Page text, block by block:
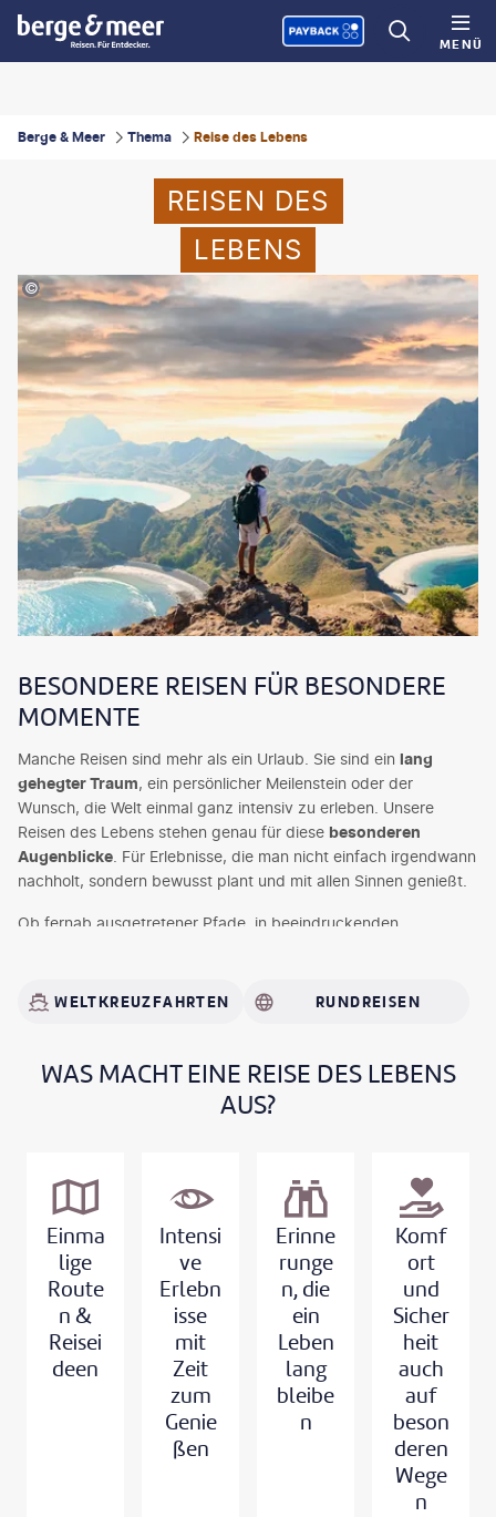
MENÜ
Berge & Meer Thema Reise des Lebens
REISEN DES
LEBENS
Ikbal-gty
BESONDERE REISEN FÜR BESONDERE
MOMENTE
Manche Reisen sind mehr als ein Urlaub. Sie sind ein lang
gehegter Traum, ein persönlicher Meilenstein oder der
Wunsch, die Welt einmal ganz intensiv zu erleben. Unsere
Reisen des Lebens stehen genau für diese besonderen
Augenblicke . Für Erlebnisse, die man nicht einfach irgendwann
nachholt, sondern bewusst plant und mit allen Sinnen genießt.
Ob fernab ausgetretener Pfade, in beeindruckenden
Geschichten, die bleiben. Sorgfältig geplant, komfortabel
WELTKREUZFAHRTEN RUNDREISEN
WAS MACHT EINE REISE DES LEBENS
AUS?
Einma
lige
Route
n &
Reisei
deen
Intensi
ve
Erlebn
isse
mit
Zeit
zum
Genie
ßen
Erinne
runge
n, die
ein
Leben
lang
bleibe
n
Komf
ort
und
Sicher
heit
auch
auf
beson
deren
Wege
n